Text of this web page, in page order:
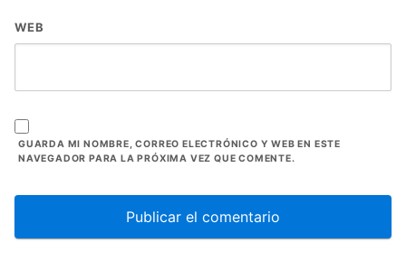
WEB
GUARDA MI NOMBRE, CORREO ELECTRÓNICO Y WEB EN ESTE
NAVEGADOR PARA LA PRÓXIMA VEZ QUE COMENTE.